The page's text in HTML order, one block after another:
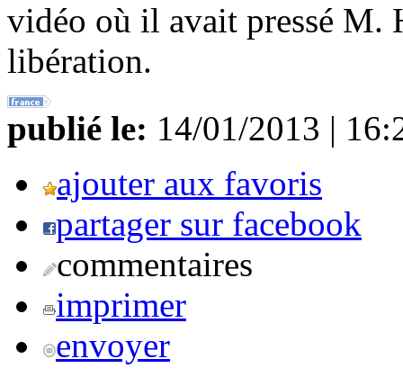
vidéo où il avait pressé M.
libération.
publié le: 14/01/2013 |
ajouter aux favoris
partager sur facebook
commentaires
imprimer
envoyer